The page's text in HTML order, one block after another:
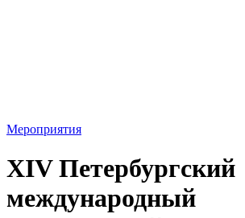
Мероприятия
XIV Петербургский
международный